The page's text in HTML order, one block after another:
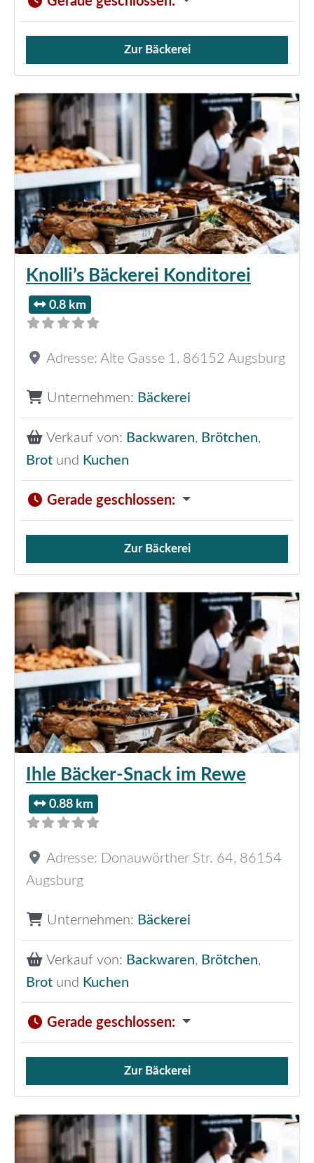
Verkauf von Brötchen,
Zur Bäckerei
Knolli’s Bäckerei Konditorei
0.8 km
Adresse: Alte Gasse 1, 86152 Augsburg
Unternehmen: Bäckerei
Verkauf von: Backwaren, Brötchen,
Brot und Kuchen
Gerade geschlossen:
Verkauf von Brötchen,
Zur Bäckerei
Ihle Bäcker-Snack im Rewe
0.88 km
Adresse: Donauwörther Str. 64, 86154
Augsburg
Unternehmen: Bäckerei
Verkauf von: Backwaren, Brötchen,
Brot und Kuchen
Gerade geschlossen:
Verkauf von Brötchen,
Zur Bäckerei